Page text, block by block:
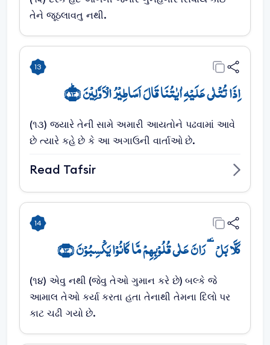
તેને જૂઠલાવતુ નથી.
13
اِذَا تُتۡلٰی عَلَیۡہِ اٰیٰتُنَا قَالَ اَسَاطِیۡرُ الۡاَوَّلِیۡنَ ﴿ؕ۱۳﴾
(૧૩) જ્યારે તેની સામે અમારી આયતોને પઢવામાં આવે
છે ત્યારે કહે છે કે આ અગાઉની વાર્તાઓ છે.
Read Tafsir
14
کَلَّا بَلۡ ٜ رَانَ عَلٰی قُلُوۡبِہِمۡ مَّا کَانُوۡا یَکۡسِبُوۡنَ ﴿۱۴﴾
(૧૪) એવુ નથી (જેવુ તેઓ ગુમાન કરે છે) બલ્કે જે
આમાલ તેઓ કર્યા કરતા હતા તેનાથી તેમના દિલો પર
કાટ ચઢી ગયો છે.